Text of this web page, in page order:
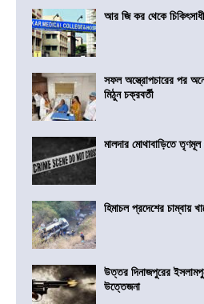
আর জি কর থেকে
সফল অস্ত্রোপচারের পর
মিঠুন চক্রবর্তী
মালদার মোথাবাড়িতে তৃণমূল
হিমাচল প্রদেশের
উত্তর দিনাজপুরের
উত্তেজনা